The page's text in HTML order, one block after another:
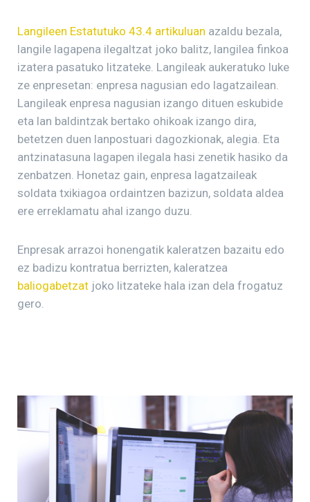
Langileen Estatutuko 43.4 artikuluan azaldu bezala,
langile lagapena ilegaltzat joko balitz, langilea finkoa
izatera pasatuko litzateke. Langileak aukeratuko luke
ze enpresetan: enpresa nagusian edo lagatzailean.
Langileak enpresa nagusian izango dituen eskubide
eta lan baldintzak bertako ohikoak izango dira,
betetzen duen lanpostuari dagozkionak, alegia. Eta
antzinatasuna lagapen ilegala hasi zenetik hasiko da
zenbatzen. Honetaz gain, enpresa lagatzaileak
soldata txikiagoa ordaintzen bazizun, soldata aldea
ere erreklamatu ahal izango duzu.
Enpresak arrazoi honengatik kaleratzen bazaitu edo
ez badizu kontratua berrizten, kaleratzea
baliogabetzat joko litzateke hala izan dela frogatuz
gero.